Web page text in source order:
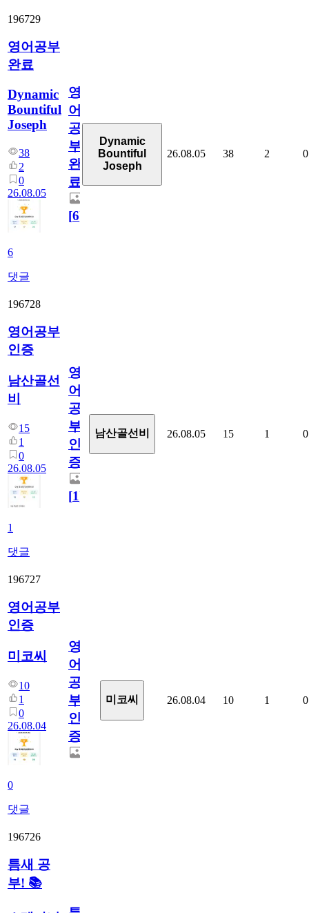
196729
영어공부
완료
Dynamic
Bountiful
Joseph
38
2
0
26.08.05
6
댓글
영
어
공
부
완
료
[6]
Dynamic
Bountiful
Joseph
26.08.05 38 2 0
196728
영어공부
인증
남산골선
비
15
1
0
26.08.05
1
댓글
영
어
공
부
인
증
[1]
남산골선비 26.08.05 15 1 0
196727
영어공부
인증
미코씨
10
1
0
26.08.04
0
댓글
영
어
공
부
인
증
미코씨 26.08.04 10 1 0
196726
틈새 공
부! 📚